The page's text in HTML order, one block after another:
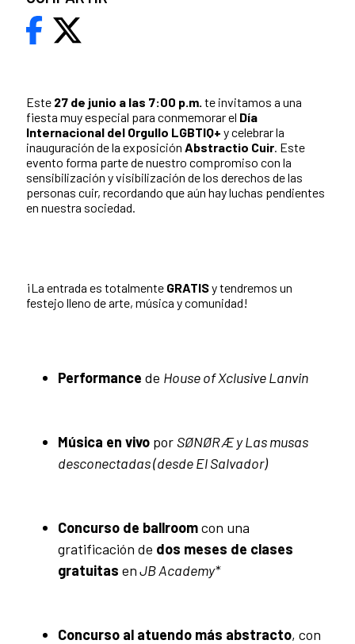
Este 27 de junio a las 7:00 p.m. te invitamos a una
fiesta muy especial para conmemorar el Día
Internacional del Orgullo LGBTIQ+ y celebrar la
inauguración de la exposición Abstractio Cuir. Este
evento forma parte de nuestro compromiso con la
sensibilización y visibilización de los derechos de las
personas cuir, recordando que aún hay luchas pendientes
en nuestra sociedad.
¡La entrada es totalmente GRATISy tendremos un
festejo lleno de arte, música y comunidad!
Performance de House of Xclusive Lanvin
Música en vivo por SØNØRÆ y Las musas
desconectadas (desde El Salvador)
Concurso de ballroomcon una
gratificación de dos meses de clases
gratuitas enJB Academy*
Concurso al atuendo más abstracto, con